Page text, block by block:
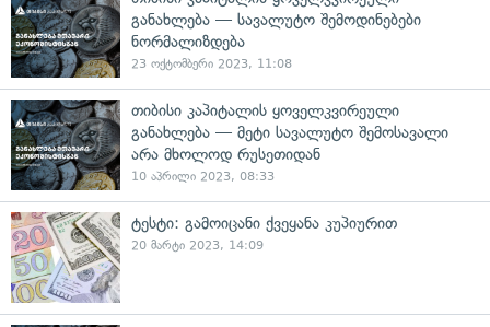
განახლება — სავალუტო შემოდინებები
ნორმალიზდება
23 ოქტომბერი 2023, 11:08
თიბისი კაპიტალის ყოველკვირეული
განახლება — მეტი სავალუტო შემოსავალი
არა მხოლოდ რუსეთიდან
10 აპრილი 2023, 08:33
ტესტი: გამოიცანი ქვეყანა კუპიურით
20 მარტი 2023, 14:09